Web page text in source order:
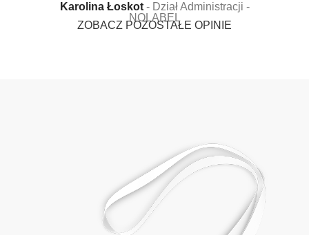
Karolina Łoskot
Dział Administracji -
NOLABEL
ZOBACZ POZOSTAŁE OPINIE